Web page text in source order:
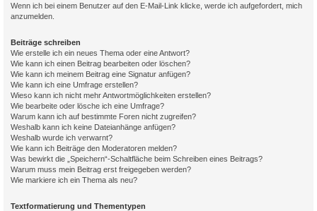
Wenn ich bei einem Benutzer auf den E-Mail-Link klicke, werde ich aufgefordert, mich
anzumelden.
Beiträge schreiben
Wie erstelle ich ein neues Thema oder eine Antwort?
Wie kann ich einen Beitrag bearbeiten oder löschen?
Wie kann ich meinem Beitrag eine Signatur anfügen?
Wie kann ich eine Umfrage erstellen?
Wieso kann ich nicht mehr Antwortmöglichkeiten erstellen?
Wie bearbeite oder lösche ich eine Umfrage?
Warum kann ich auf bestimmte Foren nicht zugreifen?
Weshalb kann ich keine Dateianhänge anfügen?
Weshalb wurde ich verwarnt?
Wie kann ich Beiträge den Moderatoren melden?
Was bewirkt die „Speichern“-Schaltfläche beim Schreiben eines Beitrags?
Warum muss mein Beitrag erst freigegeben werden?
Wie markiere ich ein Thema als neu?
Textformatierung und Thementypen